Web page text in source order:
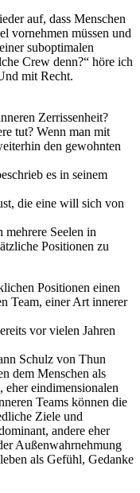
auf, dass Menschen
vornehmen müssen und
suboptimalen
Crew denn?“ höre ich
mit Recht.
Zerrissenheit?
tut? Wenn man mit
den gewohnten
es in seinem
die eine will sich von
mehrere Seelen in
Positionen zu
Positionen einen
Team, einer Art innerer
vor vielen Jahren
Schulz von Thun
dem Menschen als
eher eindimensionalen
Teams können die
Ziele und
andere eher
Außenwahrnehmung
als Gefühl, Gedanke